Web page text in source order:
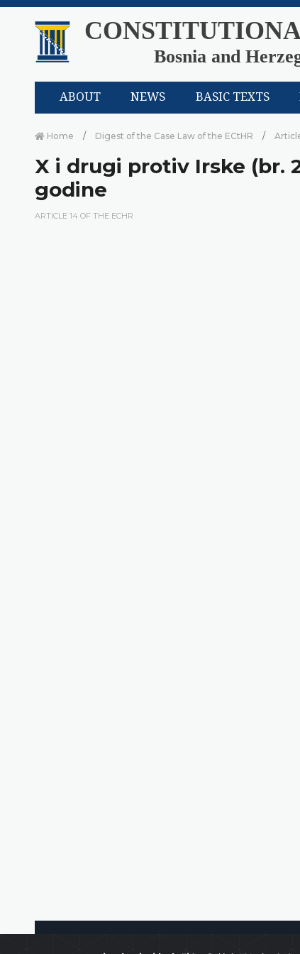
Bosnia and
ABOUT NEWS BASIC TEXTS
Home Digest of the Case Law of the ECtHR
X i drugi protiv Irske (br.
godine
ARTICLE 14 OF THE ECHR